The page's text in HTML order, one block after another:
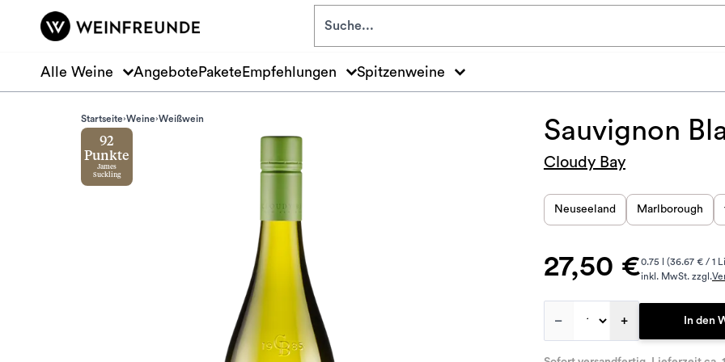
Zum Hauptinhalt springen
Alle Weine Angebote Pakete Empfehlungen Spitzenweine
Startseite Weine Weißwein
92
Punkte
James
Suckling
Sauvignon
Cloudy Bay
Neuseeland Marlborough
27,50 €0.75 l (36.67 € / 1
inkl. MwSt. zzgl.
– + In den